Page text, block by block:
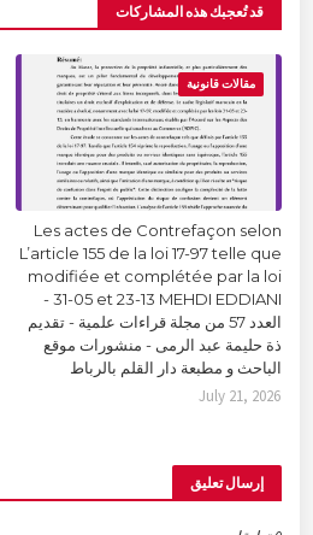
قد تُعجبك هذه المشاركات
مقالات قانونية
Les actes de Contrefaçon selon
L’article 155 de la loi 17-97 telle que
modifiée et complétée par la loi
31-05 et 23-13 MEHDI EDDIANI -
العدد 57 من مجلة قراءات علمية - تقديم
ذة حليمة عبد الرمى - منشورات موقع
الباحث و مطبعة دار القلم بالرباط
July 21, 2026
إرسال تعليق